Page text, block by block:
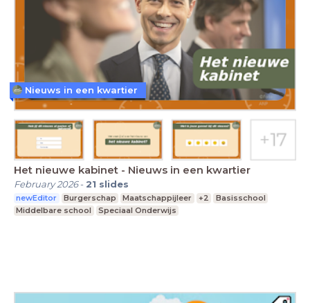
Het nieuwe kabinet - Nieuws in een kwartier
February 2026- 21 slides
newEditor Burgerschap Maatschappijleer +2
Basisschool
Middelbare school
Speciaal Onderwijs
Nieuws in een kwartier